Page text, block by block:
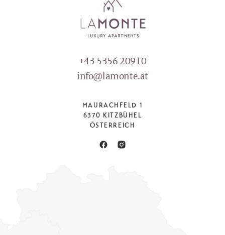
+43 5356 20910
info@lamonte.at
MAURACHFELD 1
6370 KITZBÜHEL
ÖSTERREICH